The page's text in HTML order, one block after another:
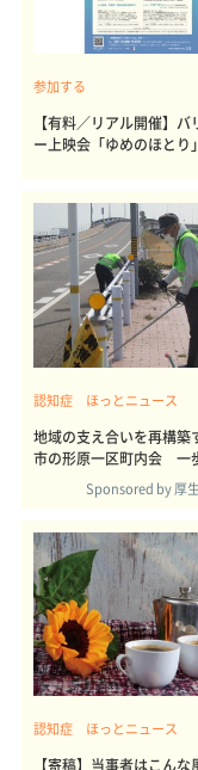
参加する
【有料／リアル開催】バ
ー上映会「ゆめのほとり」
認知症 ほっとニュース
地域の支え合いを再構築
市の形原一区町内会 一
んだ運営がポイント
Sponsored by 厚
認知症 ほっとニュース
【寄稿】当事者はこんな